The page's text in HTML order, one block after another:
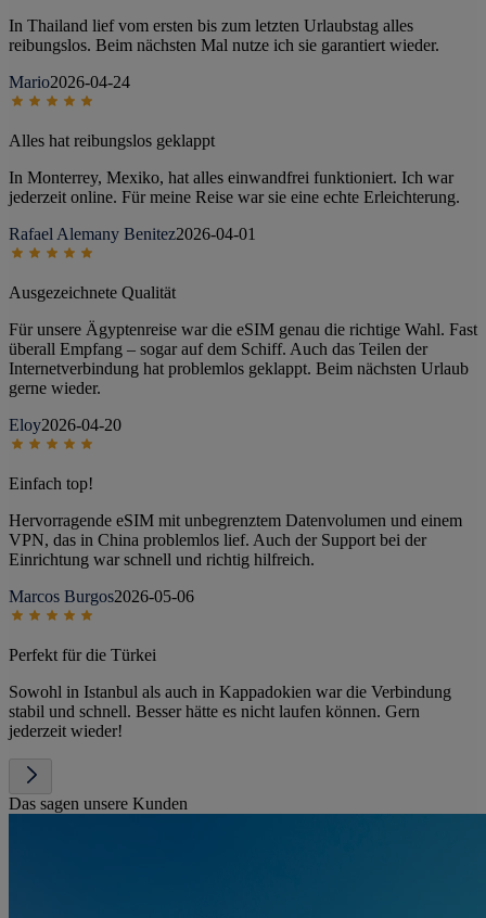
In Thailand lief vom ersten bis zum letzten Urlaubstag alles
reibungslos. Beim nächsten Mal nutze ich sie garantiert wieder.
Mario2026-04-24
Alles hat reibungslos geklappt
In Monterrey, Mexiko, hat alles einwandfrei funktioniert. Ich war
jederzeit online. Für meine Reise war sie eine echte Erleichterung.
Rafael Alemany Benitez2026-04-01
Ausgezeichnete Qualität
Für unsere Ägyptenreise war die eSIM genau die richtige Wahl. Fast
überall Empfang – sogar auf dem Schiff. Auch das Teilen der
Internetverbindung hat problemlos geklappt. Beim nächsten Urlaub
gerne wieder.
Eloy2026-04-20
Einfach top!
Hervorragende eSIM mit unbegrenztem Datenvolumen und einem
VPN, das in China problemlos lief. Auch der Support bei der
Einrichtung war schnell und richtig hilfreich.
Marcos Burgos2026-05-06
Perfekt für die Türkei
Sowohl in Istanbul als auch in Kappadokien war die Verbindung
stabil und schnell. Besser hätte es nicht laufen können. Gern
jederzeit wieder!
Das sagen unsere Kunden